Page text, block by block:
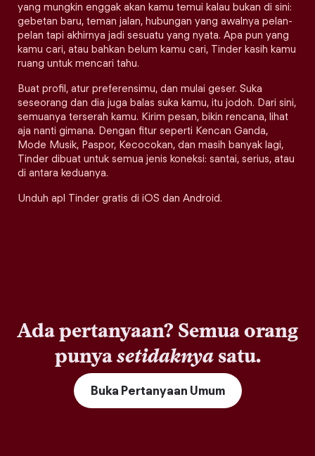
yang mungkin enggak akan kamu temui kalau bukan di sini:
gebetan baru, teman jalan, hubungan yang awalnya pelan-
pelan tapi akhirnya jadi sesuatu yang nyata. Apa pun yang
kamu cari, atau bahkan belum kamu cari, Tinder kasih kamu
ruang untuk mencari tahu.
Buat profil, atur preferensimu, dan mulai geser. Suka
seseorang dan dia juga balas suka kamu, itu jodoh. Dari sini,
semuanya terserah kamu. Kirim pesan, bikin rencana, lihat
aja nanti gimana. Dengan fitur seperti Kencan Ganda,
Mode Musik, Paspor, Kecocokan, dan masih banyak lagi,
Tinder dibuat untuk semua jenis koneksi: santai, serius, atau
di antara keduanya.
Unduh apl Tinder gratis di iOS dan Android.
Ada pertanyaan? Semua orang
punyasetidaknyasatu.
Buka Pertanyaan Umum